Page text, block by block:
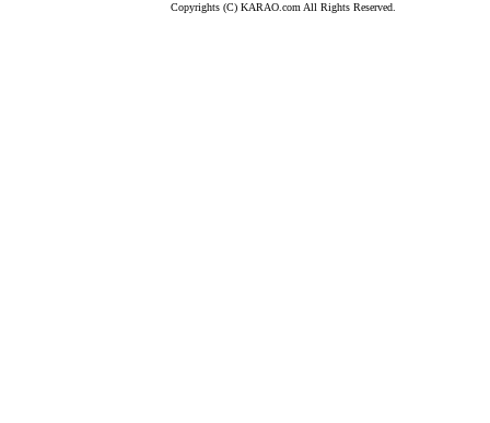
Copyrights (C) KARAO.com All Rights Reserved.